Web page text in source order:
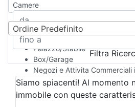
Rustico/Casale
Camera d'Albergo
Multiproprietà
Palazzo/Stabile
Box/Garage
Negozi e Attivita Commerciali
Qualsiasi
Attività/Licenza Commerciale
Azienda Agricola
Camere
Ordine Predefinito
Filtra
Siamo spiacenti! Al momento
immobile con queste